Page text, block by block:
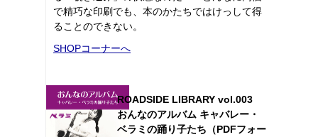
で精巧な印刷でも、本のかたちではけっして得
ることのできない。
SHOPコーナーへ
ROADSIDE LIBRARY vol.003
おんなのアルバム キャバレー・
ベラミの踊り子たち（PDFフォー